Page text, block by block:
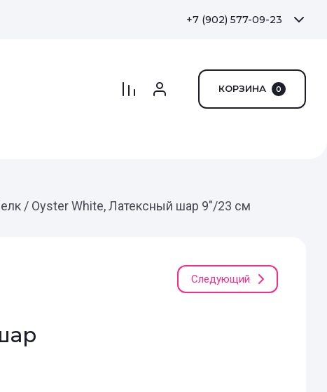
+7 (902) 577-09-23
КОРЗИНА 0
/ Oyster White, Латексный шар 9"/23 см
Следующий